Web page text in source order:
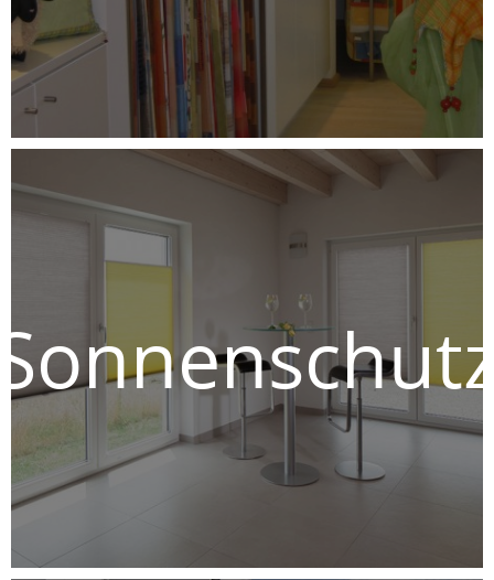
Eigenschaften. Erleben Sie
Vielfalt, die begeistert!
hiermehr.